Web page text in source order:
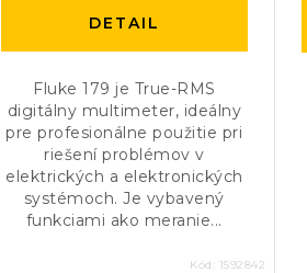
DETAIL
Fluke 179 je True-RMS
digitálny multimeter, ideálny
pre profesionálne použitie pri
riešení problémov v
elektrických a elektronických
systémoch. Je vybavený
funkciami ako meranie...
Kód: 1592842